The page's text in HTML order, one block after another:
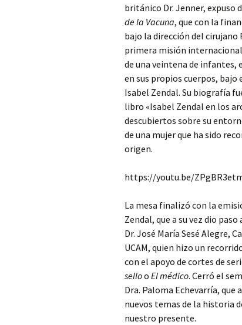
británico Dr. Jenner, expuso
de la Vacuna, que con la
bajo la dirección del cirujano
primera misión
de una veintena de infantes,
en sus propios cuerpos, bajo
Isabel Zendal. Su biografía
libro «Isabel Zendal en los
descubiertos sobre su
de una mujer que ha sido
origen.
https://youtu.be/
La mesa finalizó con la
Zendal, que a su vez dio
Dr. José María Sesé Alegre,
UCAM, quien hizo un
con el apoyo de cortes de
selloo El médico. Cerró el
Dra. Paloma Echevarría, que
nuevos temas de la historia
nuestro presente.